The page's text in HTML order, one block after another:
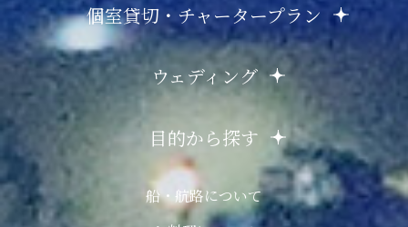
個室貸切・チャータープラン
ウェディング
目的から探す
船・航路について